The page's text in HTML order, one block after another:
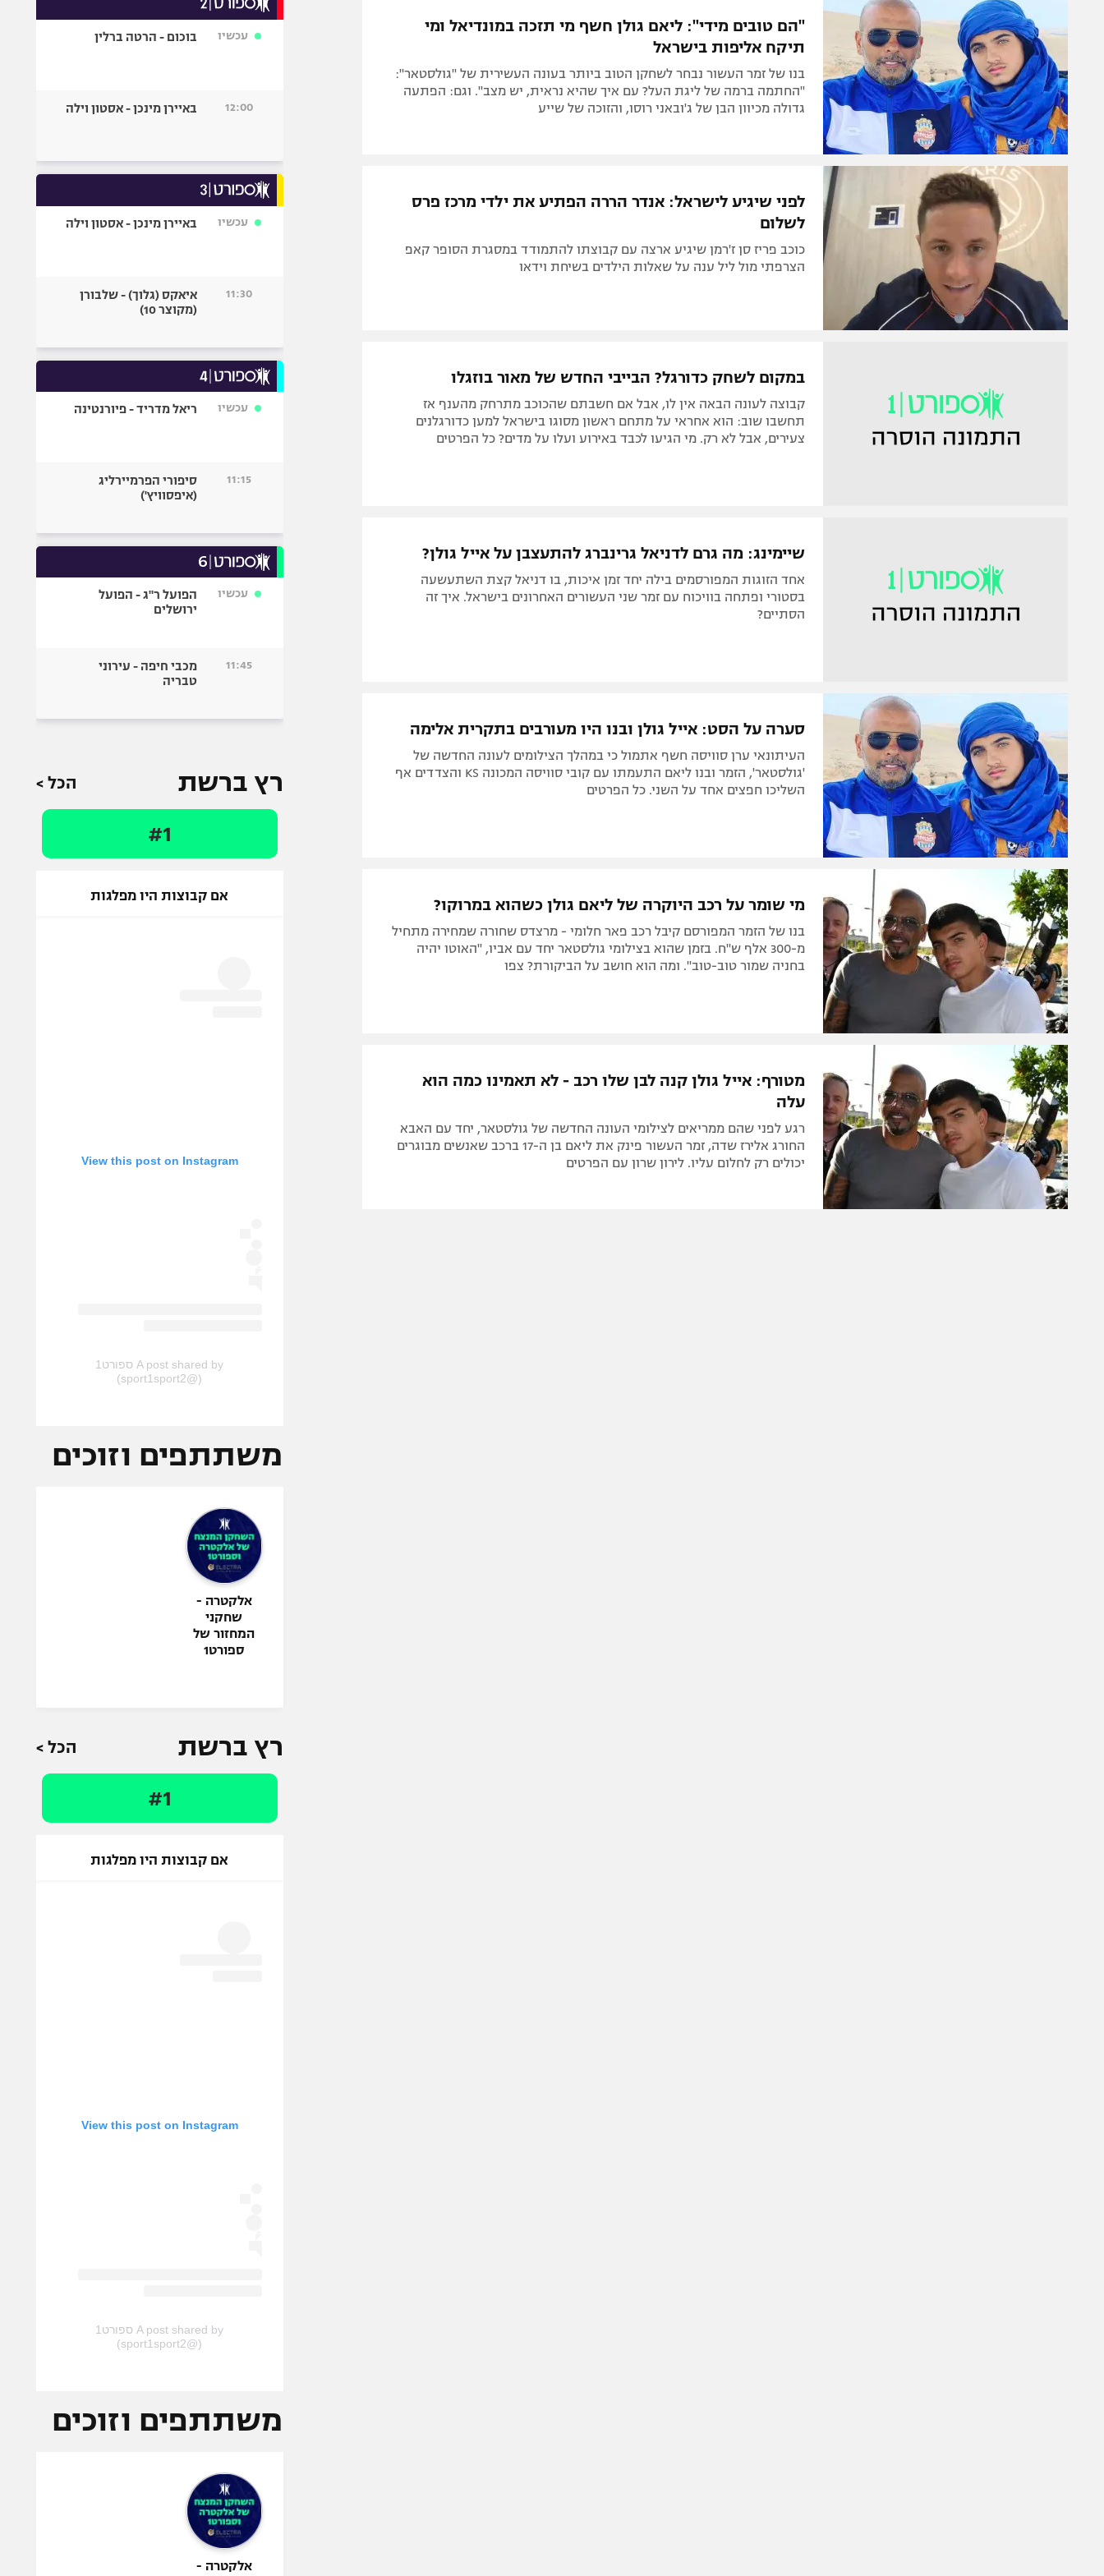
תקנון משתתפים וזוכים בפרסים
תקנון עבור פעילות אלקטרה
תקנון עבור פעילות ספורט 1 – "מרלן"
טניס
גיימינג E-Sports
תנאי שימוש
מדיניות פרטיות
תקנון פעילות ספורט 1
רשיון להקרנה פומבית לבית עסק
הצטרפות לחבילת הערוצים
לוח דרושים – ג'ובנט
הפועל חיפה
הפועל באר שבע
מכבי נתניה
בני יהודה
ספורט מוטורי
בייסבול MLB
גיימינג E-Sports
"הם טובים מידי": ליאם גולן חשף מי תזכה במונדיאל ומי
תיקח אליפות בישראל
בנו של זמר העשור נבחר לשחקן הטוב ביותר בעונה העשירית של "גולסטאר":
"החתמה ברמה של ליגת העל? עם איך שהיא נראית, יש מצב". וגם: הפתעה
גדולה מכיוון הבן של ג'ובאני רוסו, והזוכה של שייע
לפני שיגיע לישראל: אנדר הררה הפתיע את ילדי מרכז פרס
לשלום
כוכב פריז סן ז'רמן שיגיע ארצה עם קבוצתו להתמודד במסגרת הסופר קאפ
הצרפתי מול ליל ענה על שאלות הילדים בשיחת וידאו
במקום לשחק כדורגל? הבייבי החדש של מאור בוזגלו
קבוצה לעונה הבאה אין לו, אבל אם חשבתם שהכוכב מתרחק מהענף אז
תחשבו שוב: הוא אחראי על מתחם ראשון מסוגו בישראל למען כדורגלנים
צעירים, אבל לא רק. מי הגיעו לכבד באירוע ועלו על מדים? כל הפרטים
שיימינג: מה גרם לדניאל גרינברג להתעצבן על אייל גולן?
אחד הזוגות המפורסמים בילה יחד זמן איכות, בו דניאל קצת השתעשעה
בסטורי ופתחה בוויכוח עם זמר שני העשורים האחרונים בישראל. איך זה
הסתיים?
סערה על הסט: אייל גולן ובנו היו מעורבים בתקרית אלימה
העיתונאי ערן סוויסה חשף אתמול כי במהלך הצילומים לעונה החדשה של
'גולסטאר', הזמר ובנו ליאם התעמתו עם קובי סוויסה המכונה KS והצדדים אף
השליכו חפצים אחד על השני. כל הפרטים
מי שומר על רכב היוקרה של ליאם גולן כשהוא במרוקו?
בנו של הזמר המפורסם קיבל רכב פאר חלומי - מרצדס שחורה שמחירה מתחיל
מ-300 אלף ש"ח. בזמן שהוא בצילומי גולסטאר יחד עם אביו, "האוטו יהיה
בחניה שמור טוב-טוב". ומה הוא חושב על הביקורת? צפו
מטורף: אייל גולן קנה לבן שלו רכב - לא תאמינו כמה הוא
עלה
רגע לפני שהם ממריאים לצילומי העונה החדשה של גולסטאר, יחד עם האבא
החורג אלירז שדה, זמר העשור פינק את ליאם בן ה-17 ברכב שאנשים מבוגרים
יכולים רק לחלום עליו. לירון שרון עם הפרטים
עכשיו בוכום - הרטה ברלין
12:00 באיירן מינכן - אסטון וילה
עכשיו באיירן מינכן - אסטון וילה
11:30
איאקס (גלוך) - שלבורן
(מקוצר 10)
עכשיו ריאל מדריד - פיורנטינה
11:15
סיפורי הפרמיירליג
(איפסוויץ')
עכשיו
הפועל ר"ג - הפועל
ירושלים
11:45
מכבי חיפה - עירוני
טבריה
רץ ברשת הכל >
#1
אם קבוצות היו מפלגות
View this post on Instagram
A post shared by ספורט1
(@sport1sport2)
משתתפים וזוכים
אלקטרה -
שחקני
המחזור של
ספורט1
רץ ברשת הכל >
#1
אם קבוצות היו מפלגות
View this post on Instagram
A post shared by ספורט1
(@sport1sport2)
משתתפים וזוכים
אלקטרה -